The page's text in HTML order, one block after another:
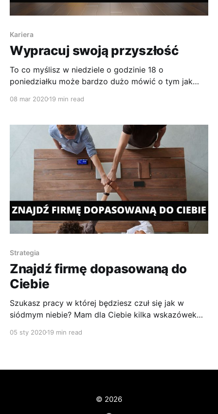
Kariera
Wypracuj swoją przyszłość
To co myślisz w niedziele o godzinie 18 o
poniedziałku może bardzo dużo mówić o tym jak
08 mar 202019 min read
Strategia
Znajdź firmę dopasowaną do
Ciebie
Szukasz pracy w której będziesz czuł się jak w
siódmym niebie? Mam dla Ciebie kilka wskazówek
05 sty 202019 min read
© 2026